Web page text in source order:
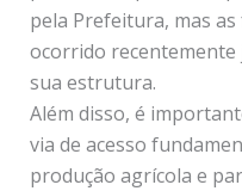
pela Prefeitura, mas
ocorrido recentemente
sua estrutura.
Além disso, é
via de acesso
produção agrícola e